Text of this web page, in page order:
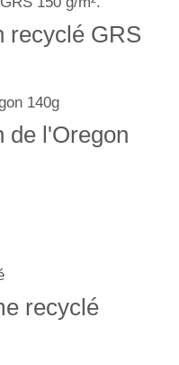
recyclé GRS
de l'Oregon
recyclé